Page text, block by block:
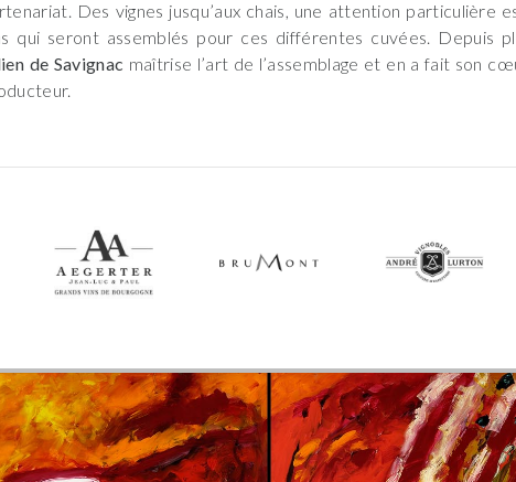
Des vignes jusqu’aux chais, une attention particulière
qui seront assemblés pour ces différentes cuvées. Depuis
de Savignac maîtrise l’art de l’assemblage et en a fait son